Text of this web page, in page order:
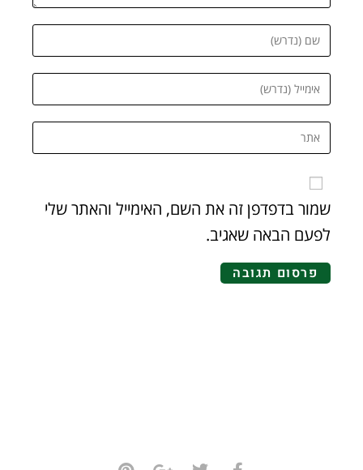
שמור בדפדפן זה את השם, האימייל והאתר שלי
לפעם הבאה שאגיב.